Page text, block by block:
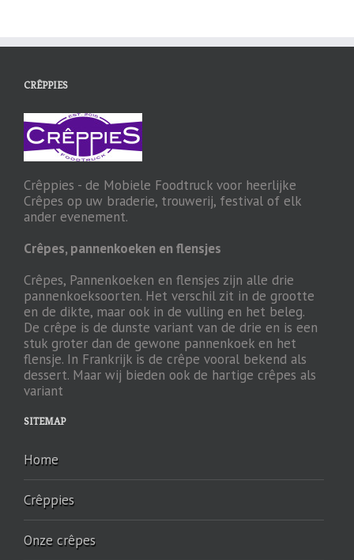
CRÊPPIES
Crêppies - de Mobiele Foodtruck voor heerlijke
Crêpes op uw braderie, trouwerij, festival of elk
ander evenement.
Crêpes, pannenkoeken en flensjes
Crêpes, Pannenkoeken en flensjes zijn alle drie
pannenkoeksoorten. Het verschil zit in de grootte
en de dikte, maar ook in de vulling en het beleg.
De crêpe is de dunste variant van de drie en is een
stuk groter dan de gewone pannenkoek en het
flensje. In Frankrijk is de crêpe vooral bekend als
dessert. Maar wij bieden ook de hartige crêpes als
variant
SITEMAP
Home
Crêppies
Onze crêpes